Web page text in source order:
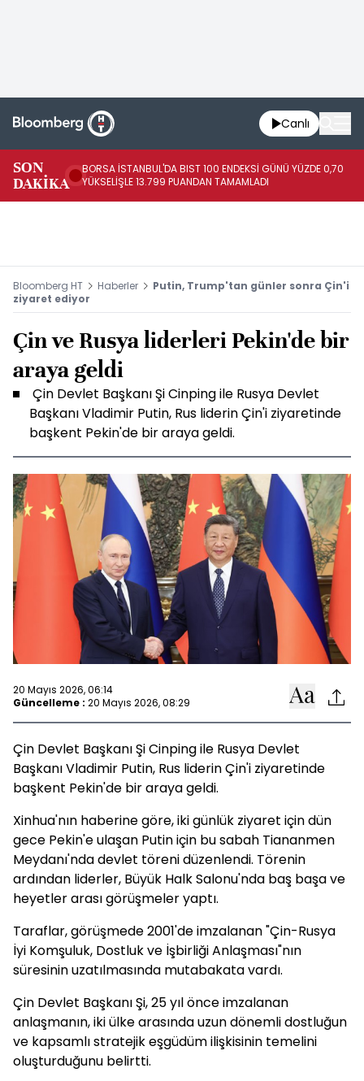
Canlı
SON
DAKİKA
BORSA İSTANBUL'DA BIST 100 ENDEKSİ GÜNÜ YÜZDE 0,70
YÜKSELİŞLE 13.799 PUANDAN TAMAMLADI
Bloomberg HT Haberler
Putin, Trump'tan günler sonra Çin'i
ziyaret ediyor
Çin ve Rusya liderleri Pekin'de bir
araya geldi
Çin Devlet Başkanı Şi Cinping ile Rusya Devlet
Başkanı Vladimir Putin, Rus liderin Çin'i ziyaretinde
başkent Pekin'de bir araya geldi.
20 Mayıs 2026, 06:14
Güncelleme : 20 Mayıs 2026, 08:29
Çin Devlet Başkanı Şi Cinping ile Rusya Devlet
Başkanı Vladimir Putin, Rus liderin Çin'i ziyaretinde
başkent Pekin'de bir araya geldi.
Xinhua'nın haberine göre, iki günlük ziyaret için dün
gece Pekin'e ulaşan Putin için bu sabah Tiananmen
Meydanı'nda devlet töreni düzenlendi. Törenin
ardından liderler, Büyük Halk Salonu'nda baş başa ve
heyetler arası görüşmeler yaptı.
Taraflar, görüşmede 2001'de imzalanan "Çin-Rusya
İyi Komşuluk, Dostluk ve İşbirliği Anlaşması"nın
süresinin uzatılmasında mutabakata vardı.
Çin Devlet Başkanı Şi, 25 yıl önce imzalanan
anlaşmanın, iki ülke arasında uzun dönemli dostluğun
ve kapsamlı stratejik eşgüdüm ilişkisinin temelini
oluşturduğunu belirtti.